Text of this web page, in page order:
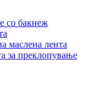
со бакнеж
маслена лента
за преклопување